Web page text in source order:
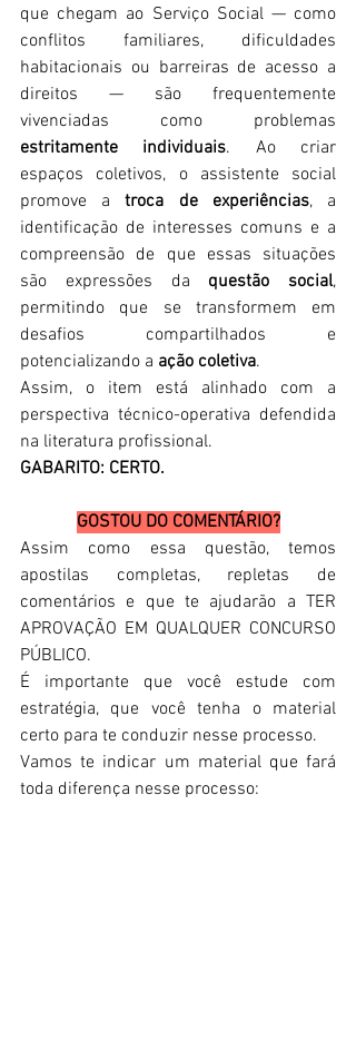
que chegam ao Serviço Social — como
conflitos familiares, dificuldades
habitacionais ou barreiras de acesso a
direitos — são frequentemente
estritamente individuais. Ao criar
espaços coletivos, o assistente social
promove a troca de experiências, a
identificação de interesses comuns e a
compreensão de que essas situações
são expressões da questão social,
permitindo que se transformem em
desafios compartilhados e
potencializando a ação coletiva.
Assim, o item está alinhado com a
perspectiva técnico-operativa defendida
na literatura profissional.
GABARITO: CERTO.
GOSTOU DO COMENTÁRIO?
Assim como essa questão, temos
apostilas completas, repletas de
comentários e que te ajudarão a TER
APROVAÇÃO EM QUALQUER CONCURSO
PÚBLICO.
É importante que você estude com
estratégia, que você tenha o material
certo para te conduzir nesse processo.
Vamos te indicar um material que fará
toda diferença nesse processo: